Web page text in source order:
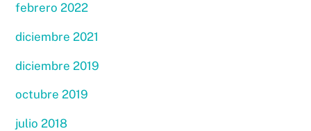
febrero 2022
diciembre 2021
diciembre 2019
octubre 2019
julio 2018